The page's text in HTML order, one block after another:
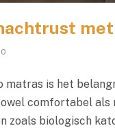
0
matras is het
comfortabel als
zoals biologisch